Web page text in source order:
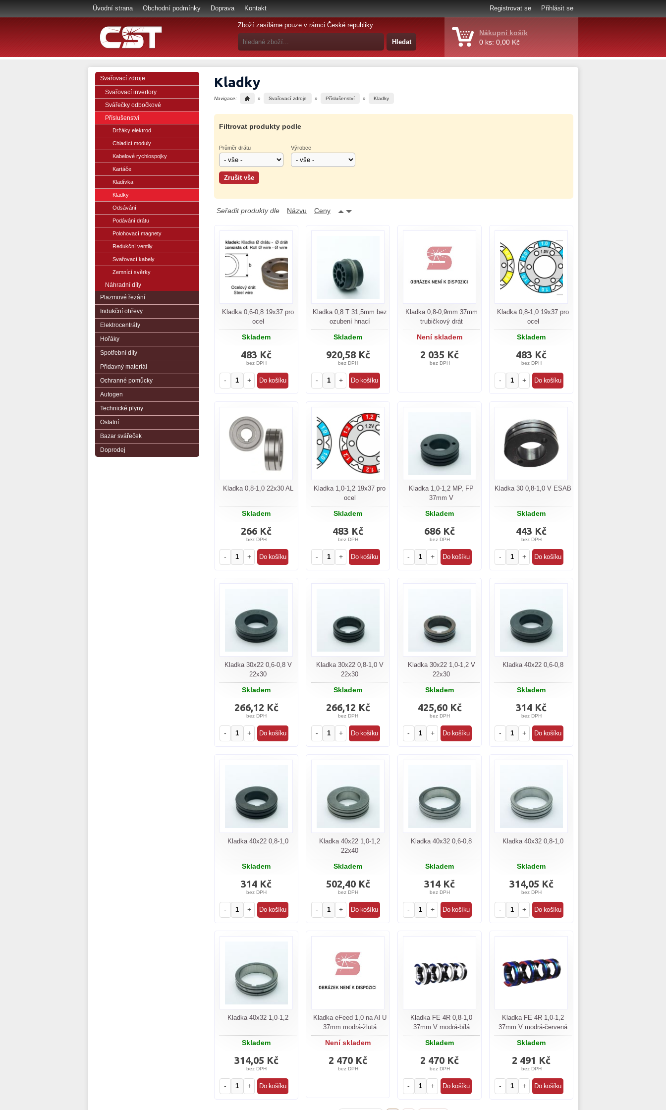
Úvodní strana Obchodní podmínky Doprava Kontakt Registrovat se Přihlásit se
Zboží zasíláme pouze v rámci České republiky
Nákupní košík
0 ks: 0,00 Kč
Svařovací zdroje
Svařovací invertory
Svářečky odbočkové
Příslušenství
Držáky elektrod
Chladící moduly
Kabelové rychlospojky
Kartáče
Kladívka
Kladky
Odsávání
Podávání drátu
Polohovací magnety
Redukční ventily
Svařovací kabely
Zemnící svěrky
Náhradní díly
Plazmové řezání
Indukční ohřevy
Elektrocentrály
Hořáky
Spotřební díly
Přídavný materiál
Ochranné pomůcky
Autogen
Technické plyny
Ostatní
Bazar svářeček
Doprodej
Kladky
Navigace: » Svařovací zdroje » Příslušenství » Kladky
Filtrovat produkty podle
Průměr drátu Výrobce
Seřadit produkty dle Názvu Ceny
Kladka 0,6-0,8 19x37 pro
ocel
Skladem
483 Kč
bez DPH
- +
Kladka 0,8 T 31,5mm bez
ozubení hnací
Skladem
920,58 Kč
bez DPH
- +
Kladka 0,8-0,9mm 37mm
trubičkový drát
Není skladem
2 035 Kč
bez DPH
Kladka 0,8-1,0 19x37 pro
ocel
Skladem
483 Kč
bez DPH
- +
Kladka 0,8-1,0 22x30 AL
Skladem
266 Kč
bez DPH
- +
Kladka 1,0-1,2 19x37 pro
ocel
Skladem
483 Kč
bez DPH
- +
Kladka 1,0-1,2 MP, FP
37mm V
Skladem
686 Kč
bez DPH
- +
Kladka 30 0,8-1,0 V ESAB
Skladem
443 Kč
bez DPH
- +
Kladka 30x22 0,6-0,8 V
22x30
Skladem
266,12 Kč
bez DPH
- +
Kladka 30x22 0,8-1,0 V
22x30
Skladem
266,12 Kč
bez DPH
- +
Kladka 30x22 1,0-1,2 V
22x30
Skladem
425,60 Kč
bez DPH
- +
Kladka 40x22 0,6-0,8
Skladem
314 Kč
bez DPH
- +
Kladka 40x22 0,8-1,0
Skladem
314 Kč
bez DPH
- +
Kladka 40x22 1,0-1,2
22x40
Skladem
502,40 Kč
bez DPH
- +
Kladka 40x32 0,6-0,8
Skladem
314 Kč
bez DPH
- +
Kladka 40x32 0,8-1,0
Skladem
314,05 Kč
bez DPH
- +
Kladka 40x32 1,0-1,2
Skladem
314,05 Kč
bez DPH
- +
Kladka eFeed 1,0 na Al U
37mm modrá-žlutá
Není skladem
2 470 Kč
bez DPH
Kladka FE 4R 0,8-1,0
37mm V modrá-bílá
Skladem
2 470 Kč
bez DPH
- +
Kladka FE 4R 1,0-1,2
37mm V modrá-červená
Skladem
2 491 Kč
bez DPH
- +